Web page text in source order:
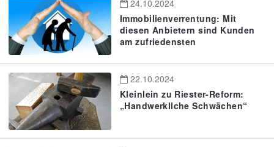
24.10.2024
Immobilienverrentung: Mit
diesen Anbietern sind Kunden
am zufriedensten
22.10.2024
Kleinlein zu Riester-Reform:
„Handwerkliche Schwächen“